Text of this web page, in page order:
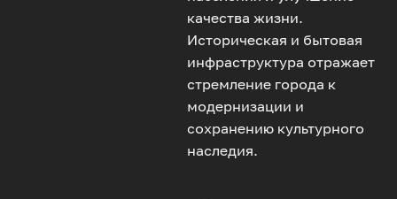
качества жизни.
Историческая и бытовая
инфраструктура отражает
стремление города к
модернизации и
сохранению культурного
наследия.